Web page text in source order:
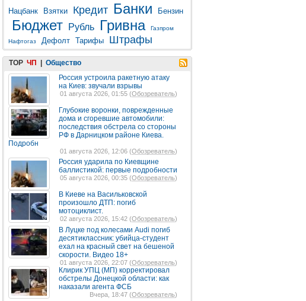
Нацбанк Взятки Кредит Банки Бензин
Бюджет Рубль Гривна
Газпром
Нафтогаз
Дефолт Тарифы Штрафы
TOP ЧП
Общество
Россия устроила ракетную атаку
на Киев: звучали взрывы
01 августа 2026, 01:55 (Обозреватель)
Глубокие воронки, поврежденные
дома и сгоревшие автомобили:
последствия обстрела со стороны
РФ в Дарницком районе Киева.
Подробн
01 августа 2026, 12:06 (Обозреватель)
Россия ударила по Киевщине
баллистикой: первые подробности
05 августа 2026, 00:35 (Обозреватель)
В Киеве на Васильковской
произошло ДТП: погиб
мотоциклист.
02 августа 2026, 15:42 (Обозреватель)
В Луцке под колесами Audi погиб
десятиклассник: убийца-студент
ехал на красный свет на бешеной
скорости. Видео 18+
01 августа 2026, 22:07 (Обозреватель)
Клирик УПЦ (МП) корректировал
обстрелы Донецкой области: как
наказали агента ФСБ
Вчера, 18:47 (Обозреватель)